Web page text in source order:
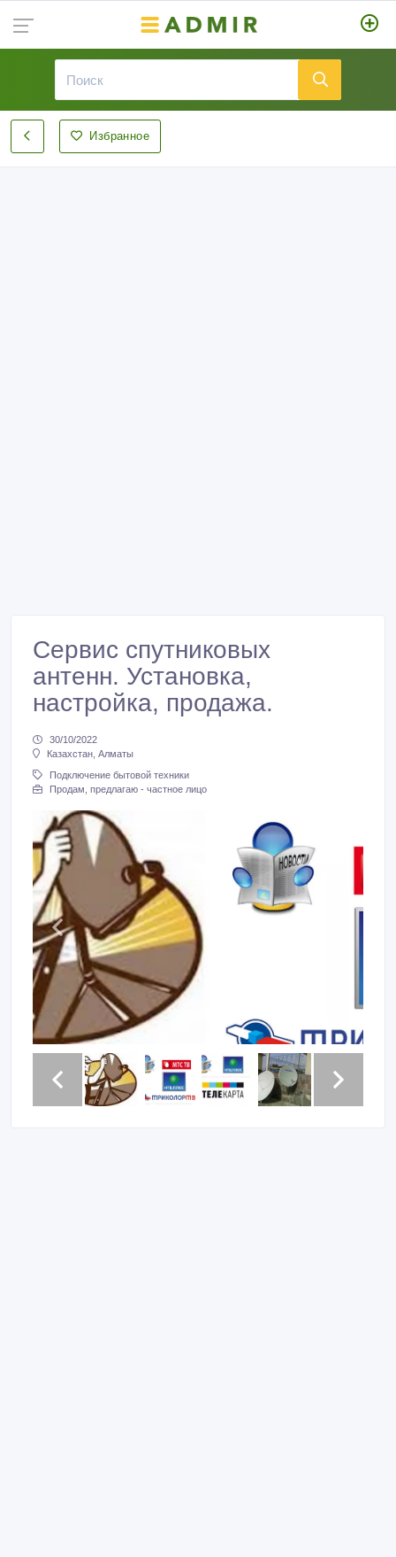
Избранное
Сервис спутниковых
антенн. Установка,
настройка, продажа.
30/10/2022
Казахстан, Алматы
Подключение бытовой техники
Продам, предлагаю - частное лицо